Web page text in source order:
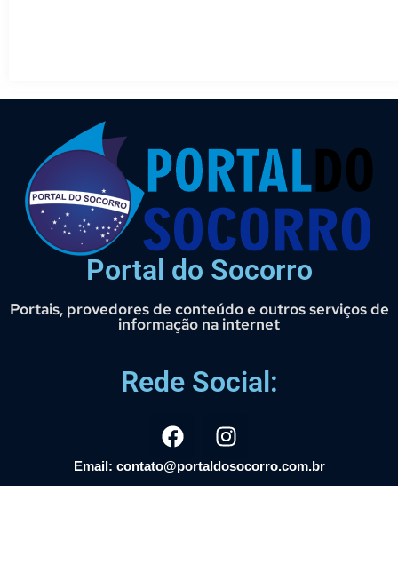
Portal do Socorro
Portais, provedores de conteúdo e outros serviços de
informação na internet
Rede Social:
Email: contato@portaldosocorro.com.br